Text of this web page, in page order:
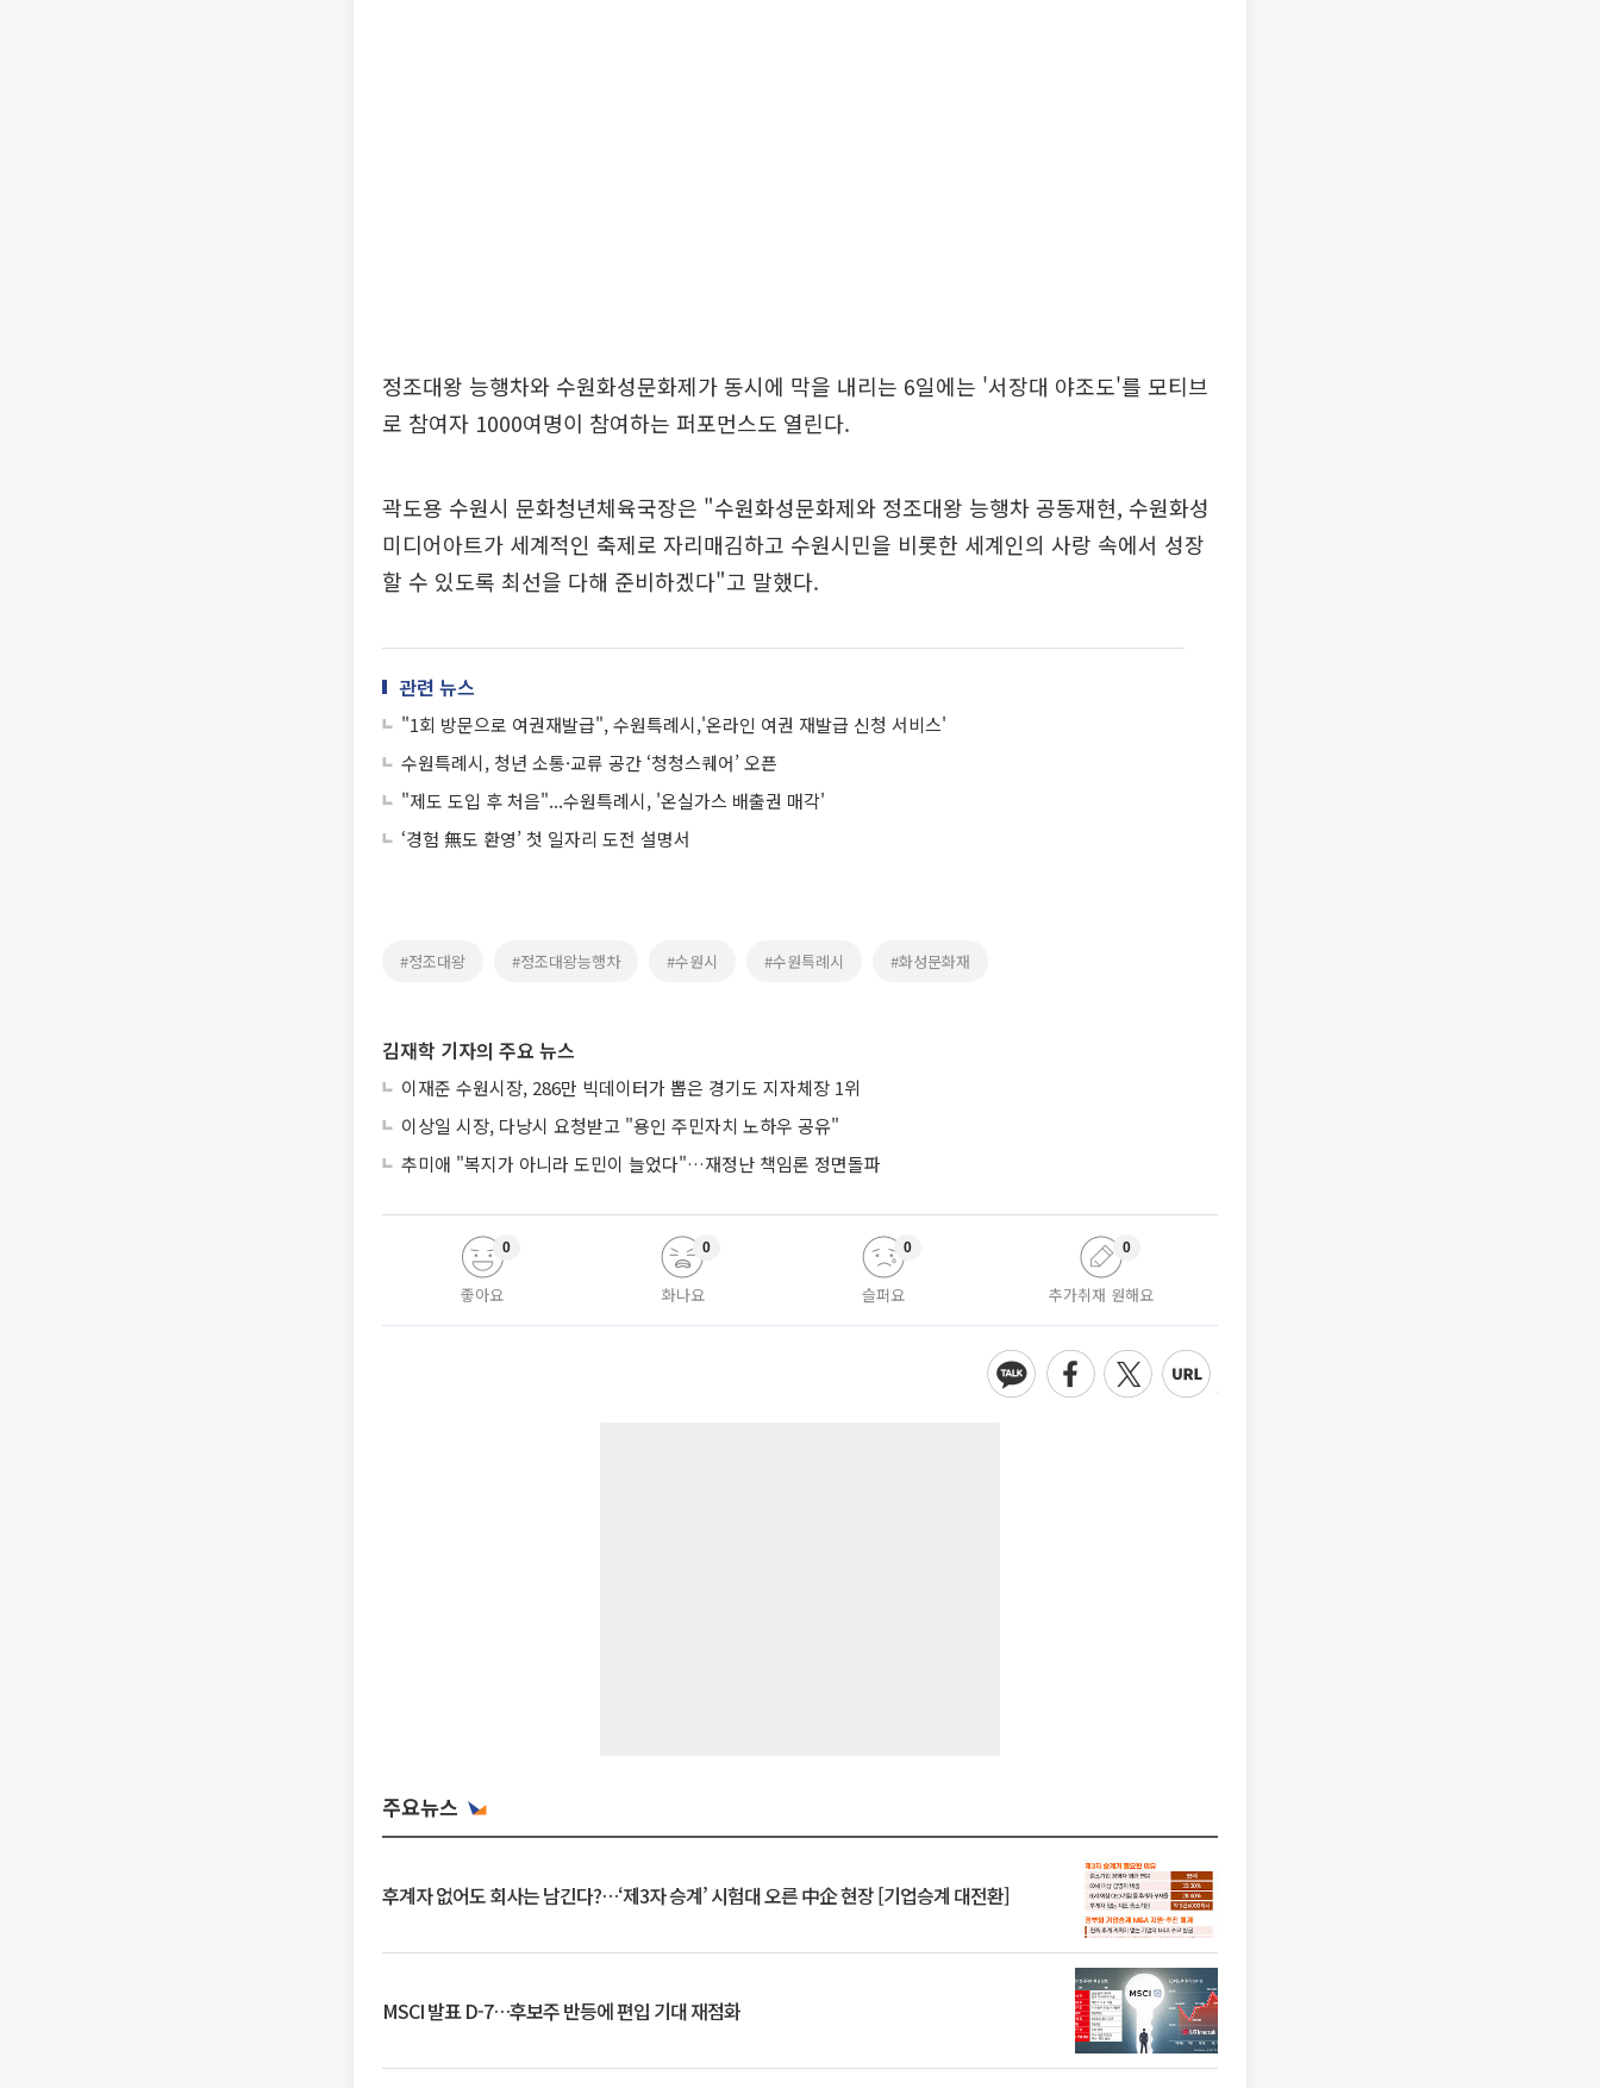
정조대왕 능행차와 수원화성문화제가 동시에 막을 내리는 6일에는 '서장대 야조도'를 모티브
로 참여자 1000여명이 참여하는 퍼포먼스도 열린다.
곽도용 수원시 문화청년체육국장은 "수원화성문화제와 정조대왕 능행차 공동재현, 수원화성
미디어아트가 세계적인 축제로 자리매김하고 수원시민을 비롯한 세계인의 사랑 속에서 성장
할 수 있도록 최선을 다해 준비하겠다"고 말했다.
관련 뉴스
"1회 방문으로 여권재발급", 수원특례시,'온라인 여권 재발급 신청 서비스'
수원특례시, 청년 소통·교류 공간 ‘청청스퀘어’ 오픈
"제도 도입 후 처음"...수원특례시, '온실가스 배출권 매각'
‘경험 無도 환영’ 첫 일자리 도전 설명서
#정조대왕 #정조대왕능행차 #수원시 #수원특례시 #화성문화재
김재학 기자의 주요 뉴스
이재준 수원시장, 286만 빅데이터가 뽑은 경기도 지자체장 1위
이상일 시장, 다낭시 요청받고 "용인 주민자치 노하우 공유"
추미애 "복지가 아니라 도민이 늘었다"…재정난 책임론 정면돌파
좋아요
0
화나요
0
슬퍼요
0
추가취재 원해요
0
주요뉴스
후계자 없어도 회사는 남긴다?…‘제3자 승계’ 시험대 오른 中企 현장 [기업승계 대전환]
MSCI 발표 D-7…후보주 반등에 편입 기대 재점화